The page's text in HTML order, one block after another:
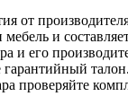
от
и
и его
гарантийный талон.
проверяйте